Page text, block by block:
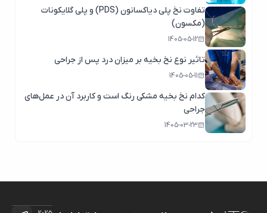
تفاوت نخ پلی دیاکسانون (PDS) و پلی گلایکونات
(مکسون)
1405-05-12
تاثیر نوع نخ بخیه بر میزان درد پس از جراحی
1405-05-11
کدام نخ بخیه مشکی رنگ است و کاربرد آن در عمل‌های
جراحی
1405-03-23